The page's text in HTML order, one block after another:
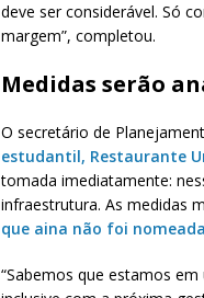
deve ser considerável. Só
margem”, completou.
Medidas serão
O secretário de
estudantil, Restaurante
tomada imediatamente:
infraestrutura. As medidas
que aina não foi nomeada
“Sabemos que estamos